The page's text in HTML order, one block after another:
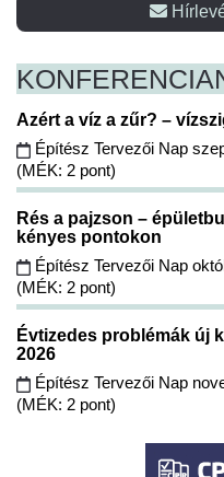
KONFERENCIA
Azért a víz a zűr? –
Építész Tervezői Nap
(MÉK: 2 pont)
Rés a pajzson –
kényes pontokon
Építész Tervezői Nap
(MÉK: 2 pont)
Évtizedes problémák új
2026
Építész Tervezői Nap
(MÉK: 2 pont)